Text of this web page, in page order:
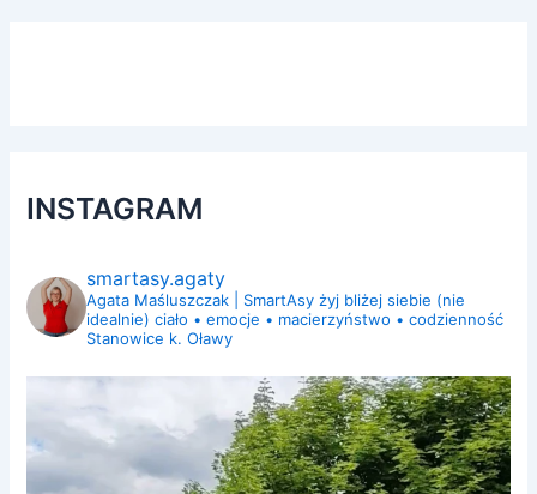
INSTAGRAM
smartasy.agaty
Agata Maśluszczak | SmartAsy żyj bliżej siebie (nie
idealnie) ciało • emocje • macierzyństwo • codzienność
Stanowice k. Oławy